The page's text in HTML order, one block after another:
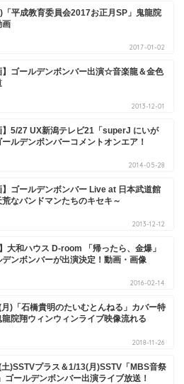
「平成教育委員会2017お正月SP」鬼龍院
2017-01-02
】ゴールデンボンバー出演☆音楽龍＆金色
2013-12-01
】5/27 UX新潟テレビ21「superJ にいが
ルデンボンバーコメントオンエア！
2014-05-28
】ゴールデンボンバー Live at 日本武道館
荒なバンドマンたちのキセキ～
2013-12-12
】大和ハウス D-room 「帰ったら、金爆」
デンボンバーが出演決定！動画・画像
2016-02-14
)「石橋貴明のたいむとんねる」カバー特
龍院翔ウィンウィンライブ映像流れる
2018-11-26
)SSTVプラス＆1/13(月)SSTV「MBS音祭
ゴールデンボンバー出演ライブ放送！